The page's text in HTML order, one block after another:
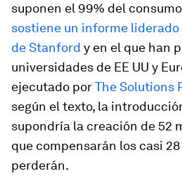
suponen el 99% del
sostiene un informe
de Stanford y en el que han
universidades de EE UU y
ejecutado porThe Solutions
según el texto, la
supondría la creación de 52
que compensarán los casi
perderán.